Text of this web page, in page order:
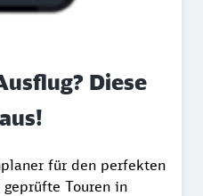
Diese
für den perfekten
Touren in